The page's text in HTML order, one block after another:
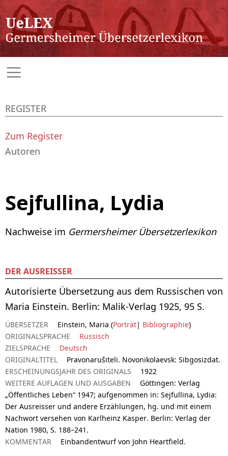
Sejfullina, Lydia
Nachweise im Germersheimer Übersetzerlexikon
DER AUSREISSER
Autorisierte Übersetzung aus dem Russischen von
Maria Einstein. Berlin: Malik-Verlag 1925, 95 S.
ÜBERSETZER Einstein, Maria (Porträt| Bibliographie)
ORIGINALSPRACHE
Russisch
ZIELSPRACHE
Deutsch
ORIGINALTITEL
Pravonarušiteli. Novonikolaevsk: Sibgosizdat.
ERSCHEINUNGSJAHR DES ORIGINALS
1922
WEITERE AUFLAGEN UND AUSGABEN
Göttingen: Verlag
„Öffentliches Leben“ 1947; aufgenommen in: Sejfullina, Lydia:
Der Ausreisser und andere Erzählungen, hg. und mit einem
Nachwort versehen von Karlheinz Kasper. Berlin: Verlag der
Nation 1980, S. 188–241.
KOMMENTAR
Einbandentwurf von John Heartfield.
REGISTER
Zum Register
Autoren